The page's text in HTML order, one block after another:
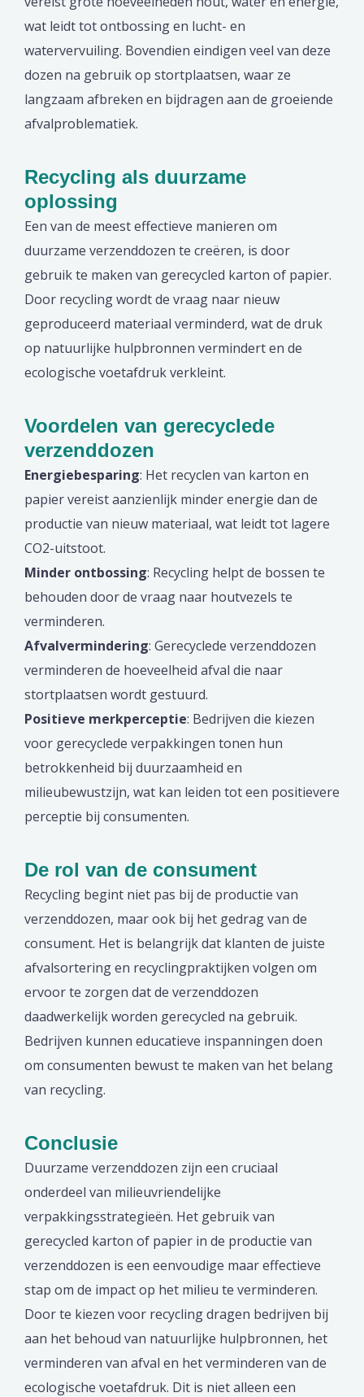
wat leidt tot ontbossing en lucht- en
watervervuiling. Bovendien eindigen veel van deze
dozen na gebruik op stortplaatsen, waar ze
langzaam afbreken en bijdragen aan de groeiende
afvalproblematiek.
Recycling als duurzame
oplossing
Een van de meest effectieve manieren om
duurzame verzenddozen te creëren, is door
gebruik te maken van gerecycled karton of papier.
Door recycling wordt de vraag naar nieuw
geproduceerd materiaal verminderd, wat de druk
op natuurlijke hulpbronnen vermindert en de
ecologische voetafdruk verkleint.
Voordelen van gerecyclede
verzenddozen
Energiebesparing: Het recyclen van karton en
papier vereist aanzienlijk minder energie dan de
productie van nieuw materiaal, wat leidt tot lagere
CO2-uitstoot.
Minder ontbossing: Recycling helpt de bossen te
behouden door de vraag naar houtvezels te
verminderen.
Afvalvermindering: Gerecyclede verzenddozen
verminderen de hoeveelheid afval die naar
stortplaatsen wordt gestuurd.
Positieve merkperceptie: Bedrijven die kiezen
voor gerecyclede verpakkingen tonen hun
betrokkenheid bij duurzaamheid en
milieubewustzijn, wat kan leiden tot een positievere
perceptie bij consumenten.
De rol van de consument
Recycling begint niet pas bij de productie van
verzenddozen, maar ook bij het gedrag van de
consument. Het is belangrijk dat klanten de juiste
afvalsortering en recyclingpraktijken volgen om
ervoor te zorgen dat de verzenddozen
daadwerkelijk worden gerecycled na gebruik.
Bedrijven kunnen educatieve inspanningen doen
om consumenten bewust te maken van het belang
van recycling.
Conclusie
Duurzame verzenddozen zijn een cruciaal
onderdeel van milieuvriendelijke
verpakkingsstrategieën. Het gebruik van
gerecycled karton of papier in de productie van
verzenddozen is een eenvoudige maar effectieve
stap om de impact op het milieu te verminderen.
Door te kiezen voor recycling dragen bedrijven bij
aan het behoud van natuurlijke hulpbronnen, het
verminderen van afval en het verminderen van de
ecologische voetafdruk. Dit is niet alleen een